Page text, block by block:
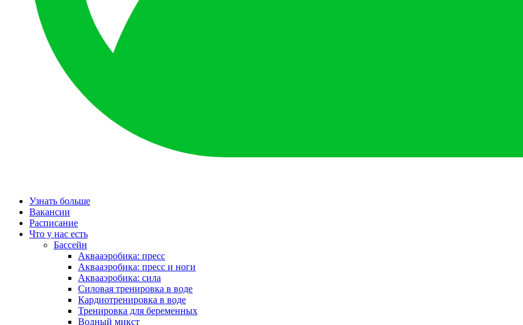
Узнать больше
Вакансии
Расписание
Что у нас есть
Бассейн
Аквааэробика: пресс
Аквааэробика: пресс и ноги
Аквааэробика: сила
Силовая тренировка в воде
Кардиотренировка в воде
Тренировка для беременных
Водный микст